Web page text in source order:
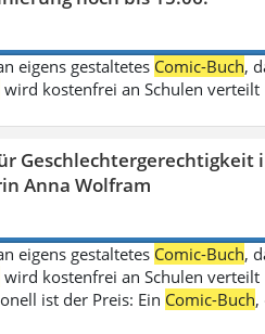
eigens gestaltetes Comic-Buch,
wird kostenfrei an Schulen
Anna Wolfram
eigens gestaltetes Comic-Buch,
wird kostenfrei an Schulen
ist der Preis: Ein Comic-Buch,